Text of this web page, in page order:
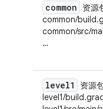
common 资源
common/
common/src/
…
level1 资源
level1/